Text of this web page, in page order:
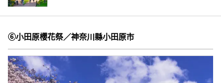
⑥小田原櫻花祭／神奈川縣小田原市